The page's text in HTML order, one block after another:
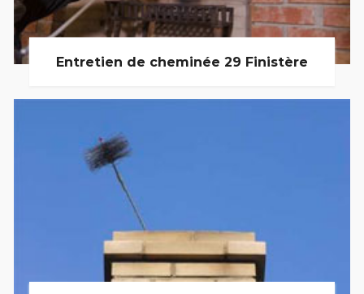
Entretien de cheminée 29 Finistère